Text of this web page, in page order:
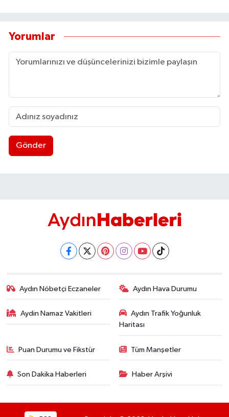
Yorumlar
Gönder
Aydın Nöbetçi Eczaneler Aydın Hava Durumu
Aydin Namaz Vakitleri
Aydın Trafik Yoğunluk
Haritası
Puan Durumu ve Fikstür Tüm Manşetler
Son Dakika Haberleri Haber Arşivi